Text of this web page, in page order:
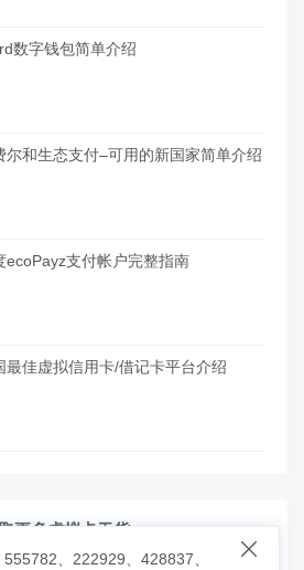
数字钱包简单介绍
尔和生态支付–可用的新国家简单介绍
ecoPayz支付帐户完整指南
最佳虚拟信用卡/借记卡平台介绍
更多虚拟卡干货

、222929、428837、